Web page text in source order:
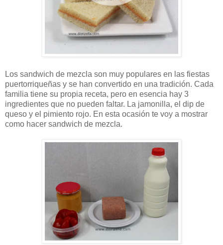
Los sandwich de mezcla son muy populares en las fiestas
puertorriqueñas y se han convertido en una tradición. Cada
familia tiene su propia receta, pero en esencia hay 3
ingredientes que no pueden faltar. La jamonilla, el dip de
queso y el pimiento rojo. En esta ocasión te voy a mostrar
como hacer sandwich de mezcla.